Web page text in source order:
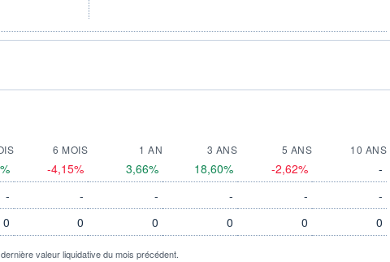
6 MOIS 1 AN 3 ANS 5 ANS
10 ANS
-4,15% 3,66% 18,60% -2,62% -
- - - - - -
0 0 0 0 0 0
valeur liquidative du mois précédent.